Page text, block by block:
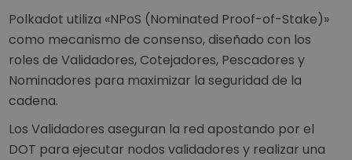
Polkadot utiliza «NPoS (Nominated Proof-of-Stake)»
como mecanismo de consenso, diseñado con los
roles de Validadores, Cotejadores, Pescadores y
Nominadores para maximizar la seguridad de la
cadena.
Los Validadores aseguran la red apostando por el
DOT para ejecutar nodos validadores y realizar una